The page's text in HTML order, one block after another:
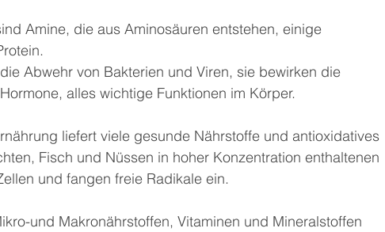
Amine, die aus Aminosäuren entstehen, einige
Abwehr von Bakterien und Viren, sie bewirken die
alles wichtige Funktionen im Körper.
liefert viele gesunde Nährstoffe und antioxidatives
Fisch und Nüssen in hoher Konzentration enthaltenen
und fangen freie Radikale ein.
und Makronährstoffen, Vitaminen und Mineralstoffen